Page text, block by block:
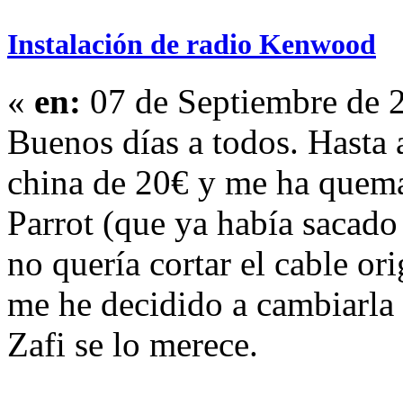
Instalación de radio Kenwood
« en: 07 de Septiembre de
Buenos días a todos.
china de 20€ y me ha
Parrot (que ya había
no quería cortar el cable
me he decidido a
Zafi se lo merece.